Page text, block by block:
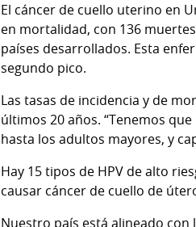
El cáncer de cuello uterino en
en mortalidad, con 136
países desarrollados. Esta
segundo pico.
Las tasas de incidencia y de
últimos 20 años. “Tenemos
hasta los adultos mayores, y
Hay 15 tipos de HPV de alto
causar cáncer de cuello de
Nuestro país está alineado